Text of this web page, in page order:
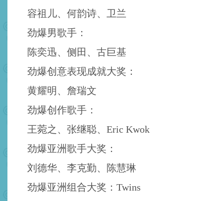
容祖儿、何韵诗、卫兰
劲爆男歌手：
陈奕迅、侧田、古巨基
劲爆创意表现成就大奖：
黄耀明、詹瑞文
劲爆创作歌手：
王菀之、张继聪、Eric Kwok
劲爆亚洲歌手大奖：
刘德华、李克勤、陈慧琳
劲爆亚洲组合大奖：Twins